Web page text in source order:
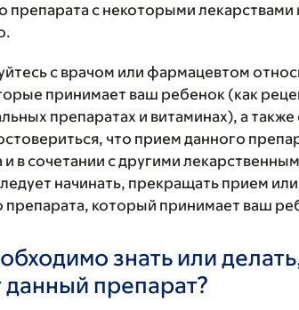
препарата с некоторыми
с врачом или фармацевтом
принимает ваш ребенок (как
препаратах и витаминах), а
что прием данного
в сочетании с другими
начинать, прекращать прием
препарата, который принимает ваш
знать или
препарат?